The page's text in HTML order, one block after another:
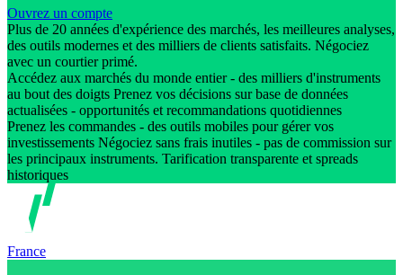
Ouvrez un compte
Plus de 20 années d'expérience des marchés, les meilleures analyses,
des outils modernes et des milliers de clients satisfaits. Négociez
avec un courtier primé.
Accédez aux marchés du monde entier - des milliers d'instruments
au bout des doigts Prenez vos décisions sur base de données
actualisées - opportunités et recommandations quotidiennes
Prenez les commandes - des outils mobiles pour gérer vos
investissements Négociez sans frais inutiles - pas de commission sur
les principaux instruments. Tarification transparente et spreads
historiques
France